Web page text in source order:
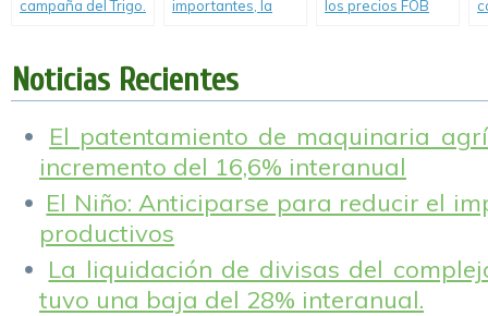
campaña del Trigo.
importantes, la
con rindes por
debajo de la
los precios FOB
Noticias Recientes
El patentamiento de maquinaria
incremento del 16,6% interanual
El Niño: Anticiparse para reducir el
productivos
La liquidación de divisas del
tuvo una baja del 28% interanual.